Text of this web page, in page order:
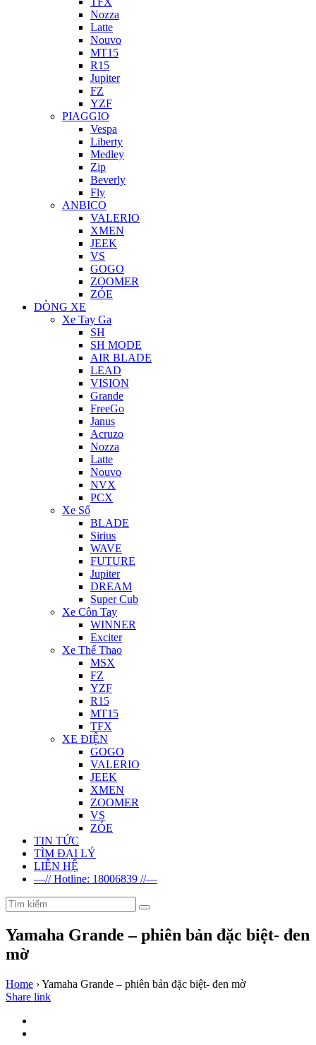
Nozza
Latte
Nouvo
MT15
R15
Jupiter
FZ
YZF
PIAGGIO
Vespa
Liberty
Medley
Zip
Beverly
Fly
ANBICO
VALERIO
XMEN
JEEK
VS
GOGO
ZOOMER
ZÓE
DÒNG XE
Xe Tay Ga
SH
SH MODE
AIR BLADE
LEAD
VISION
Grande
FreeGo
Janus
Acruzo
Nozza
Latte
Nouvo
NVX
PCX
Xe Số
BLADE
Sirius
WAVE
FUTURE
Jupiter
DREAM
Super Cub
Xe Côn Tay
WINNER
Exciter
Xe Thể Thao
MSX
FZ
YZF
R15
MT15
TFX
XE ĐIỆN
GOGO
VALERIO
JEEK
XMEN
ZOOMER
VS
ZÓE
TIN TỨC
TÌM ĐẠI LÝ
LIÊN HỆ
—// Hotline: 18006839 //—
Yamaha Grande – phiên bản đặc biệt- đen
mờ
Home ›Yamaha Grande – phiên bản đặc biệt- đen mờ
Share link